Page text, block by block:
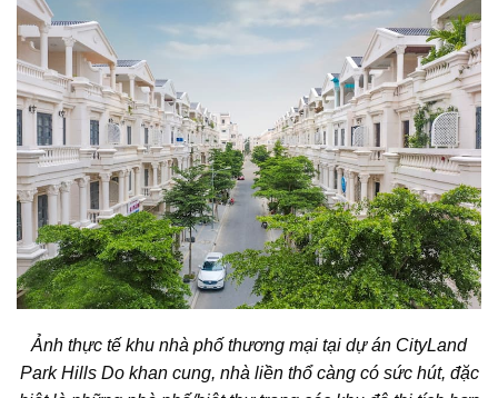
Ảnh thực tế khu nhà phố thương mại tại dự án CityLand
Park Hills Do khan cung, nhà liền thổ càng có sức hút, đặc